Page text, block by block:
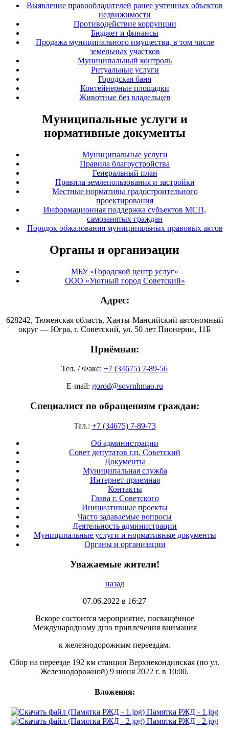
Выявление правообладателей ранее учтенных объектов
недвижимости
Противодействие коррупции
Бюджет и финансы
Продажа муниципального имущества, в том числе
земельных участков
Муниципальный контроль
Ритуальные услуги
Городская баня
Контейнерные площадки
Животные без владельцев
Муниципальные услуги и
нормативные документы
Муниципальные услуги
Правила благоустройства
Генеральный план
Правила землепользования и застройки
Местные нормативы градостроительного
проектирования
Информационная поддержка субъектов МСП,
самозанятых граждан
Порядок обжалования муниципальных правовых актов
Органы и организации
МБУ «Городской центр услуг»
ООО «Уютный город Советский»
Адрес:
628242, Тюменская область, Ханты-Мансийский автономный
округ — Югра, г. Советский, ул. 50 лет Пионерии, 11Б
Приёмная:
Тел. / Факс: +7 (34675) 7-89-56
E-mail: gorod@sovrnhmao.ru
Специалист по обращениям граждан:
Тел.: +7 (34675) 7-89-73
Об администрации
Совет депутатов г.п. Советский
Документы
Муниципальная служба
Интернет-приемная
Контакты
Глава г. Советского
Инициативные проекты
Часто задаваемые вопросы
Деятельность администрации
Муниципальные услуги и нормативные документы
Органы и организации
Уважаемые жители!
назад
07.06.2022 в 16:27
Вскоре состоится мероприятие, посвящённое
Международному дню привлечения внимания
к железнодорожным переездам.
Сбор на переезде 192 км станции Верхнекондинская (по ул.
Железнодорожной) 9 июня 2022 г. в 10:00.
Вложения:
Памятка РЖД - 1.jpg
Памятка РЖД - 2.jpg